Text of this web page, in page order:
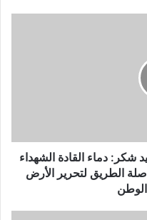
شكر: دماء القادة الشهداء
الطريق لتحرير الأرض